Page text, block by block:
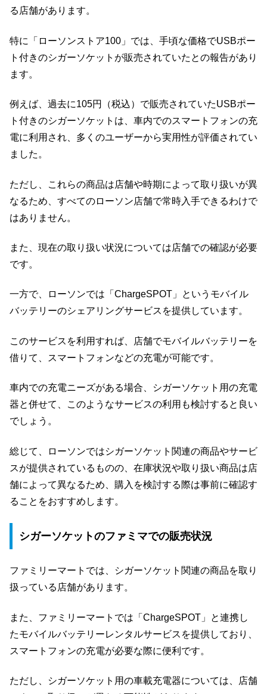
る店舗があります。
特に「ローソンストア100」では、手頃な価格でUSBポー
ト付きのシガーソケットが販売されていたとの報告があり
ます。
例えば、過去に105円（税込）で販売されていたUSBポー
ト付きのシガーソケットは、車内でのスマートフォンの充
電に利用され、多くのユーザーから実用性が評価されてい
ました。
ただし、これらの商品は店舗や時期によって取り扱いが異
なるため、すべてのローソン店舗で常時入手できるわけで
はありません。
また、現在の取り扱い状況については店舗での確認が必要
です。
一方で、ローソンでは「ChargeSPOT」というモバイル
バッテリーのシェアリングサービスを提供しています。
このサービスを利用すれば、店舗でモバイルバッテリーを
借りて、スマートフォンなどの充電が可能です。
車内での充電ニーズがある場合、シガーソケット用の充電
器と併せて、このようなサービスの利用も検討すると良い
でしょう。
総じて、ローソンではシガーソケット関連の商品やサービ
スが提供されているものの、在庫状況や取り扱い商品は店
舗によって異なるため、購入を検討する際は事前に確認す
ることをおすすめします。
シガーソケットのファミマでの販売状況
ファミリーマートでは、シガーソケット関連の商品を取り
扱っている店舗があります。
また、ファミリーマートでは「ChargeSPOT」と連携し
たモバイルバッテリーレンタルサービスを提供しており、
スマートフォンの充電が必要な際に便利です。
ただし、シガーソケット用の車載充電器については、店舗